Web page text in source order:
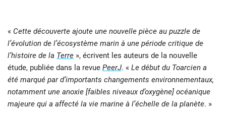
« Cette découverte ajoute une nouvelle pièce au puzzle de
l’évolution de l’écosystème marin à une période critique de
l’histoire de la Terre », écrivent les auteurs de la nouvelle
étude, publiée dans la revue PeerJ. « Le début du Toarcien a
été marqué par d’importants changements environnementaux,
notamment une anoxie [faibles niveaux d’oxygène] océanique
majeure qui a affecté la vie marine à l’échelle de la planète. »